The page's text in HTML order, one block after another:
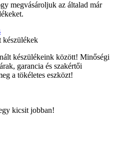
megvásároljuk az általad már
készülékek
készülékeink között! Minőségi
garancia és szakértői
a tökéletes eszközt!
kicsit jobban!